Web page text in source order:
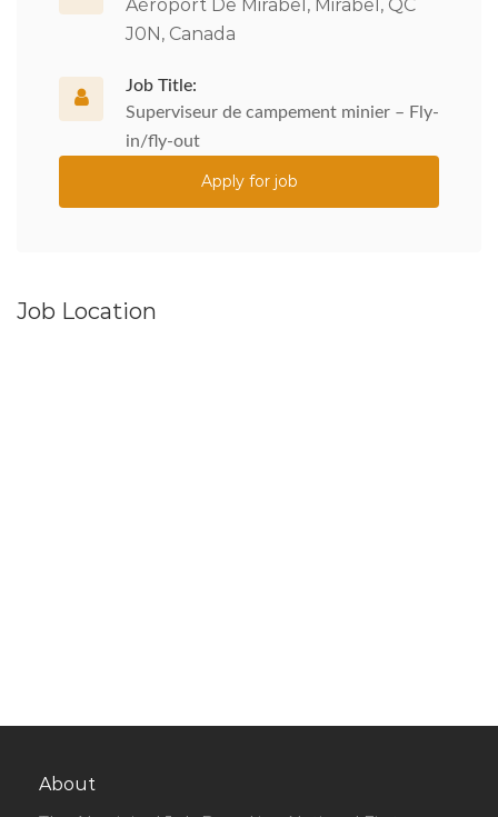
Aéroport De Mirabel, Mirabel, QC
J0N, Canada
Job Title:
Superviseur de campement minier – Fly-
in/fly-out
Apply for job
Job Location
About